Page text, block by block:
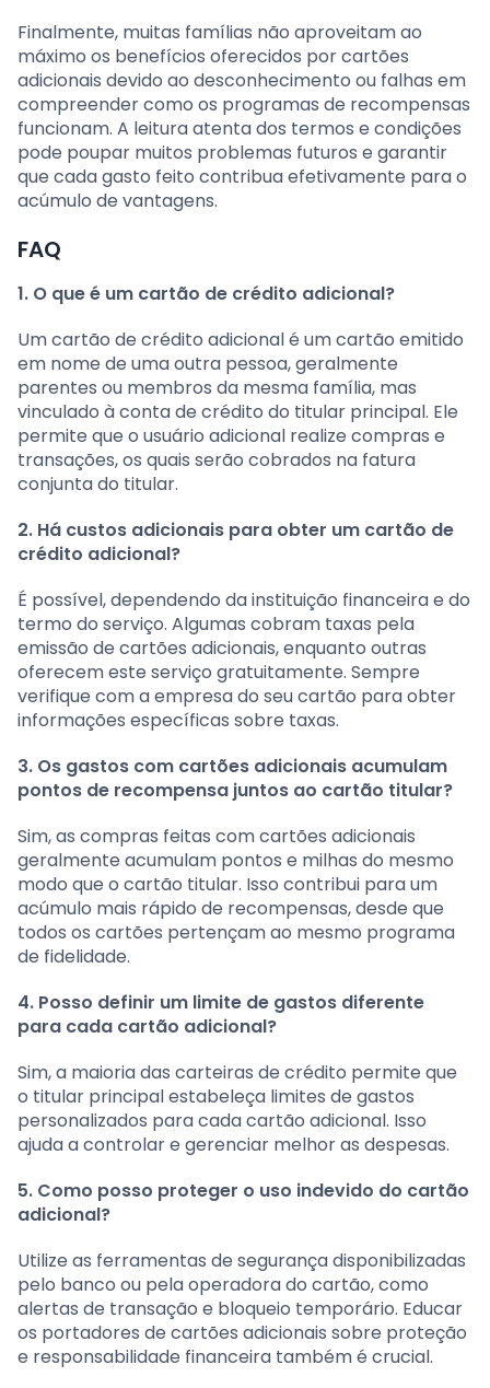
Finalmente, muitas famílias não aproveitam ao
máximo os benefícios oferecidos por cartões
adicionais devido ao desconhecimento ou falhas em
compreender como os programas de recompensas
funcionam. A leitura atenta dos termos e condições
pode poupar muitos problemas futuros e garantir
que cada gasto feito contribua efetivamente para o
acúmulo de vantagens.
FAQ
1. O que é um cartão de crédito adicional?
Um cartão de crédito adicional é um cartão emitido
em nome de uma outra pessoa, geralmente
parentes ou membros da mesma família, mas
vinculado à conta de crédito do titular principal. Ele
permite que o usuário adicional realize compras e
transações, os quais serão cobrados na fatura
conjunta do titular.
2. Há custos adicionais para obter um cartão de
crédito adicional?
É possível, dependendo da instituição financeira e do
termo do serviço. Algumas cobram taxas pela
emissão de cartões adicionais, enquanto outras
oferecem este serviço gratuitamente. Sempre
verifique com a empresa do seu cartão para obter
informações específicas sobre taxas.
3. Os gastos com cartões adicionais acumulam
pontos de recompensa juntos ao cartão titular?
Sim, as compras feitas com cartões adicionais
geralmente acumulam pontos e milhas do mesmo
modo que o cartão titular. Isso contribui para um
acúmulo mais rápido de recompensas, desde que
todos os cartões pertençam ao mesmo programa
de fidelidade.
4. Posso definir um limite de gastos diferente
para cada cartão adicional?
Sim, a maioria das carteiras de crédito permite que
o titular principal estabeleça limites de gastos
personalizados para cada cartão adicional. Isso
ajuda a controlar e gerenciar melhor as despesas.
5. Como posso proteger o uso indevido do cartão
adicional?
Utilize as ferramentas de segurança disponibilizadas
pelo banco ou pela operadora do cartão, como
alertas de transação e bloqueio temporário. Educar
os portadores de cartões adicionais sobre proteção
e responsabilidade financeira também é crucial.